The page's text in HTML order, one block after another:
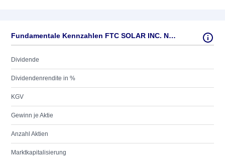
Fundamentale Kennzahlen FTC SOLAR INC. NEW O.N.
Dividende
Dividendenrendite in %
KGV
Gewinn je Aktie
Anzahl Aktien
Marktkapitalisierung